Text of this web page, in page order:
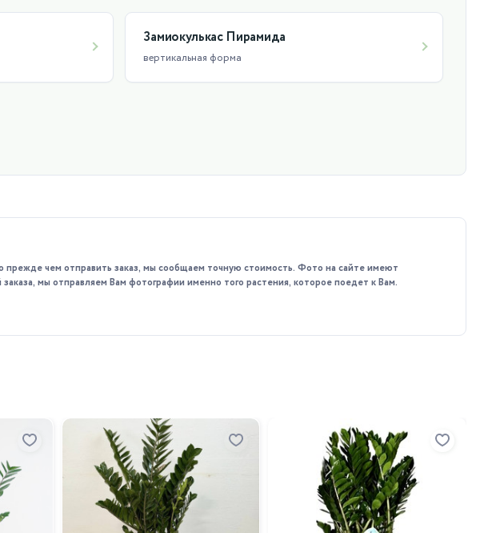
Замиокулькас Пирамида
вертикальная форма
прежде чем отправить заказ, мы сообщаем точную стоимость. Фото на сайте имеют
мы отправляем Вам фотографии именно того растения, которое поедет к Вам.